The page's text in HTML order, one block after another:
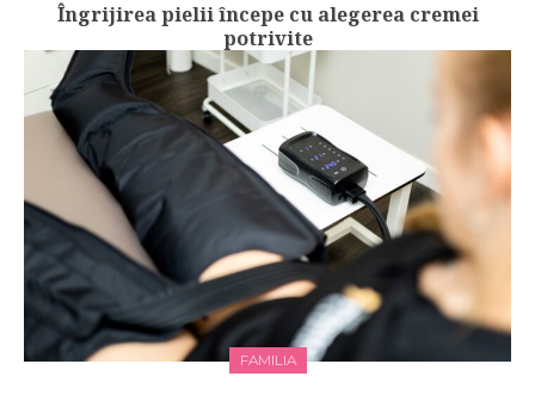
Îngrijirea pielii începe cu alegerea cremei
potrivite
FAMILIA